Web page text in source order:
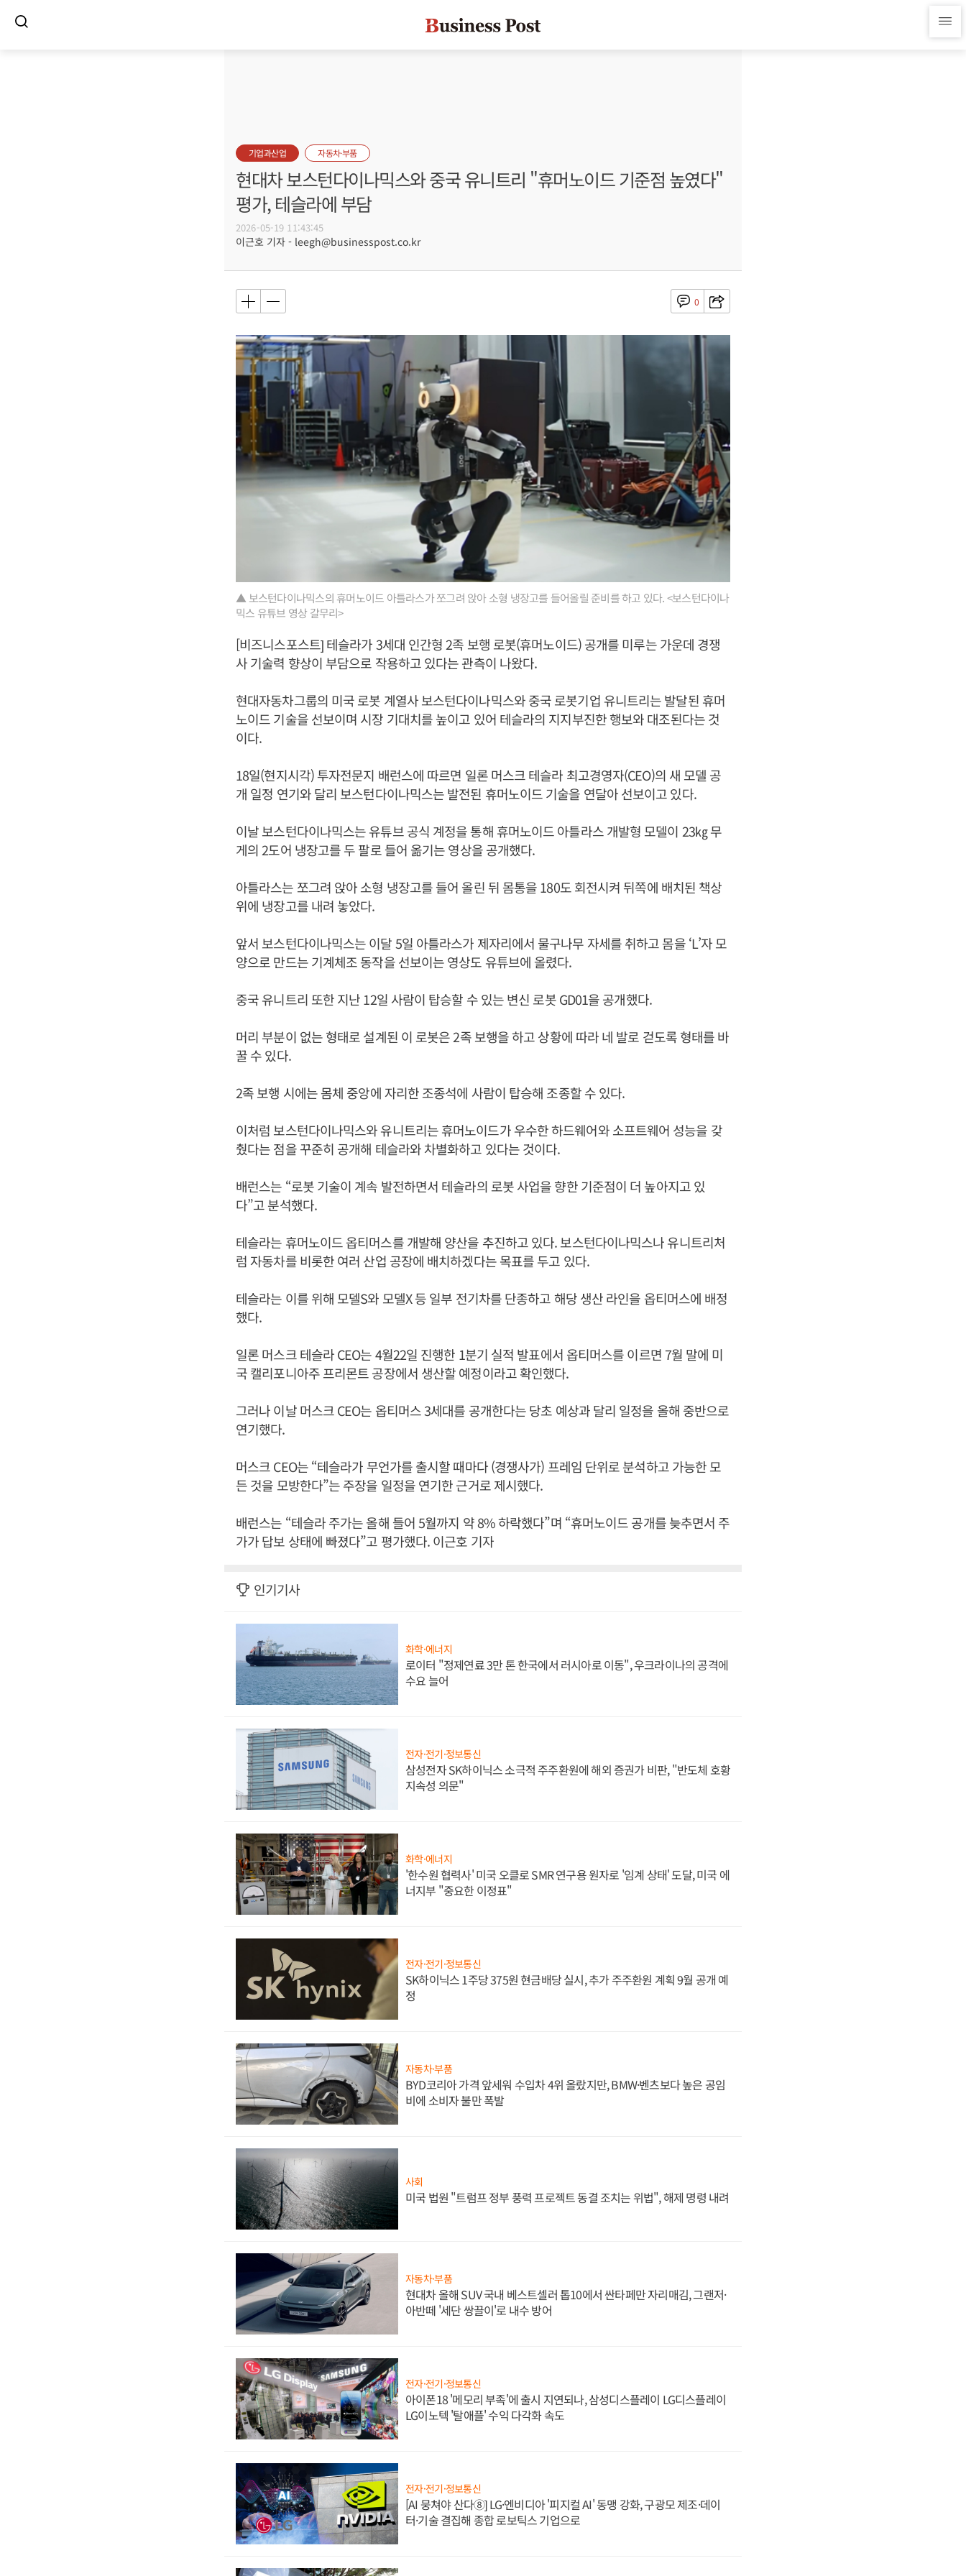
기업과산업 자동차·부품
현대차 보스턴다이나믹스와 중국 유니트리 "휴머노이드 기준점 높였다"
평가, 테슬라에 부담
2026-05-19 11:43:45
이근호 기자 - leegh@businesspost.co.kr
0
▲ 보스턴다이나믹스의 휴머노이드 아틀라스가 쪼그려 앉아 소형 냉장고를 들어올릴 준비를 하고 있다. <보스턴다이나
믹스 유튜브 영상 갈무리>
[비즈니스포스트] 테슬라가 3세대 인간형 2족 보행 로봇(휴머노이드) 공개를 미루는 가운데 경쟁
사 기술력 향상이 부담으로 작용하고 있다는 관측이 나왔다.
현대자동차그룹의 미국 로봇 계열사 보스턴다이나믹스와 중국 로봇기업 유니트리는 발달된 휴머
노이드 기술을 선보이며 시장 기대치를 높이고 있어 테슬라의 지지부진한 행보와 대조된다는 것
이다.
18일(현지시각) 투자전문지 배런스에 따르면 일론 머스크 테슬라 최고경영자(CEO)의 새 모델 공
개 일정 연기와 달리 보스턴다이나믹스는 발전된 휴머노이드 기술을 연달아 선보이고 있다.
이날 보스턴다이나믹스는 유튜브 공식 계정을 통해 휴머노이드 아틀라스 개발형 모델이 23㎏ 무
게의 2도어 냉장고를 두 팔로 들어 옮기는 영상을 공개했다.
아틀라스는 쪼그려 앉아 소형 냉장고를 들어 올린 뒤 몸통을 180도 회전시켜 뒤쪽에 배치된 책상
위에 냉장고를 내려 놓았다.
앞서 보스턴다이나믹스는 이달 5일 아틀라스가 제자리에서 물구나무 자세를 취하고 몸을 ‘L’자 모
양으로 만드는 기계체조 동작을 선보이는 영상도 유튜브에 올렸다.
중국 유니트리 또한 지난 12일 사람이 탑승할 수 있는 변신 로봇 GD01을 공개했다.
머리 부분이 없는 형태로 설계된 이 로봇은 2족 보행을 하고 상황에 따라 네 발로 걷도록 형태를 바
꿀 수 있다.
2족 보행 시에는 몸체 중앙에 자리한 조종석에 사람이 탑승해 조종할 수 있다.
이처럼 보스턴다이나믹스와 유니트리는 휴머노이드가 우수한 하드웨어와 소프트웨어 성능을 갖
췄다는 점을 꾸준히 공개해 테슬라와 차별화하고 있다는 것이다.
배런스는 “로봇 기술이 계속 발전하면서 테슬라의 로봇 사업을 향한 기준점이 더 높아지고 있
다”고 분석했다.
테슬라는 휴머노이드 옵티머스를 개발해 양산을 추진하고 있다. 보스턴다이나믹스나 유니트리처
럼 자동차를 비롯한 여러 산업 공장에 배치하겠다는 목표를 두고 있다.
테슬라는 이를 위해 모델S와 모델X 등 일부 전기차를 단종하고 해당 생산 라인을 옵티머스에 배정
했다.
일론 머스크 테슬라 CEO는 4월22일 진행한 1분기 실적 발표에서 옵티머스를 이르면 7월 말에 미
국 캘리포니아주 프리몬트 공장에서 생산할 예정이라고 확인했다.
그러나 이날 머스크 CEO는 옵티머스 3세대를 공개한다는 당초 예상과 달리 일정을 올해 중반으로
연기했다.
머스크 CEO는 “테슬라가 무언가를 출시할 때마다 (경쟁사가) 프레임 단위로 분석하고 가능한 모
든 것을 모방한다”는 주장을 일정을 연기한 근거로 제시했다.
배런스는 “테슬라 주가는 올해 들어 5월까지 약 8% 하락했다”며 “휴머노이드 공개를 늦추면서 주
가가 답보 상태에 빠졌다”고 평가했다. 이근호 기자
인기기사
화학·에너지
로이터 "정제연료 3만 톤 한국에서 러시아로 이동", 우크라이나의 공격에
수요 늘어
전자·전기·정보통신
삼성전자 SK하이닉스 소극적 주주환원에 해외 증권가 비판, "반도체 호황
지속성 의문"
화학·에너지
'한수원 협력사' 미국 오클로 SMR 연구용 원자로 '임계 상태' 도달, 미국 에
너지부 "중요한 이정표"
전자·전기·정보통신
SK하이닉스 1주당 375원 현금배당 실시, 추가 주주환원 계획 9월 공개 예
정
자동차·부품
BYD코리아 가격 앞세워 수입차 4위 올랐지만, BMW·벤츠보다 높은 공임
비에 소비자 불만 폭발
사회
미국 법원 "트럼프 정부 풍력 프로젝트 동결 조치는 위법", 해제 명령 내려
자동차·부품
현대차 올해 SUV 국내 베스트셀러 톱10에서 싼타페만 자리매김, 그랜저·
아반떼 '세단 쌍끌이'로 내수 방어
전자·전기·정보통신
아이폰18 '메모리 부족'에 출시 지연되나, 삼성디스플레이 LG디스플레이
LG이노텍 '탈애플' 수익 다각화 속도
전자·전기·정보통신
[AI 뭉쳐야 산다⑧] LG·엔비디아 '피지컬 AI' 동맹 강화, 구광모 제조·데이
터·기술 결집해 종합 로보틱스 기업으로